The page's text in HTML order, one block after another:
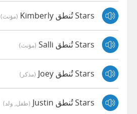
Stars تُنطق Kimberly (مؤنث)
Stars تُنطق Salli (مؤنث)
Stars تُنطق Joey (مذكر)
Stars تُنطق Justin (طفل, ولد)